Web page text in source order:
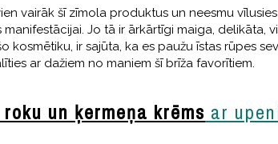
vairāk šī zīmola produktus un neesmu vīlusies
manifestācijai. Jo tā ir ārkārtīgi maiga, delikāta,
kosmētiku, ir sajūta, ka es paužu īstas rūpes
ar dažiem no maniem šī brīža favorītiem.
un ķermeņa krēms ar